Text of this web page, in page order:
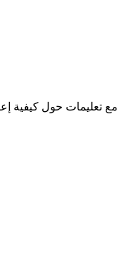
تعليمات حول كيفية